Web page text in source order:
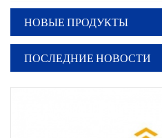
НОВЫЕ ПРОДУКТЫ
ПОСЛЕДНИЕ НОВОСТИ